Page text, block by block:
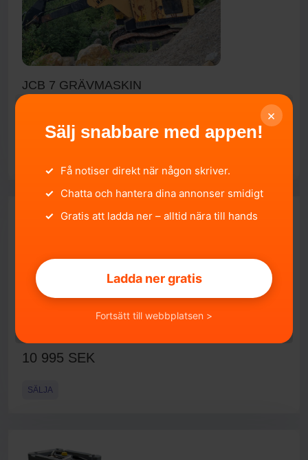
JCB 7 GRÄVMASKIN
35 000 SEK
Mobil AdBlue kärra 60L batteripump
10 995 SEK
SÄLJA
×
Sälj snabbare med appen!
✓ Få notiser direkt när någon skriver.
✓ Chatta och hantera dina annonser smidigt
✓ Gratis att ladda ner – alltid nära till hands
Ladda ner gratis
Fortsätt till webbplatsen >